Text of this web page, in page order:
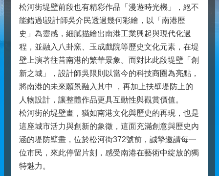
松河街堤壁前段也有精彩作品「漫遊時光機」，絕不
能錯過!設計師吳介民透過幾何彩繪，以「南港歷
史」為靈感，細膩描繪出南港工業興起與現代化過
程，並融入八卦窯、玉成戲院等歷史文化元素，在堤
壁上演著往昔南港的繁華景象。而對比此段堤壁「創
新之城」，設計師吳限則以當今的科技商圈為亮點，
將南港的未來願景融入其中 ，再加上扶壁堤防上的
人物設計，讓整體作品更具互動性與觀賞價值。
松河街的堤壁畫，猶如南港文化與歷史的再現，也是
這座城市活力與創新的象徵，這面充滿創意與歷史內
涵的堤防壁畫，位於松河街372號前，誠摯邀請每一
位市民，來此停留片刻，感受南港在藝術中綻放的獨
特魅力。